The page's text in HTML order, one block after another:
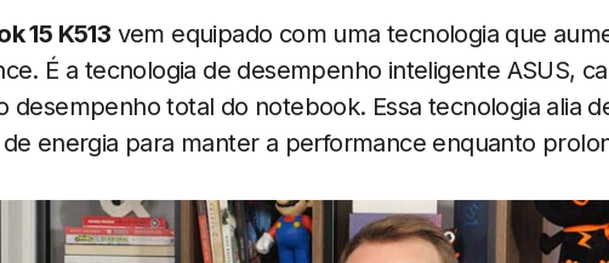
15 K513 vem equipado com uma tecnologia que
É a tecnologia de desempenho inteligente ASUS,
desempenho total do notebook. Essa tecnologia alia
energia para manter a performance enquanto